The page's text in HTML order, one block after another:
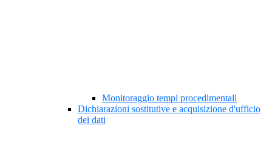
Monitoraggio tempi procedimentali
Dichiarazioni sostitutive e acquisizione d'ufficio
dei dati